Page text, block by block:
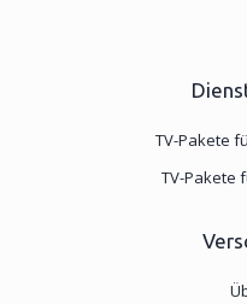
TV-Pakete
TV-Pakete